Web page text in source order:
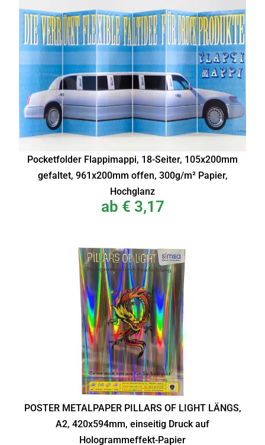
Pocketfolder Flappimappi, 18-Seiter, 105x200mm
gefaltet, 961x200mm offen, 300g/m² Papier,
Hochglanz
ab € 3,17
POSTER METALPAPER PILLARS OF LIGHT LÄNGS,
A2, 420x594mm, einseitig Druck auf
Hologrammeffekt-Papier